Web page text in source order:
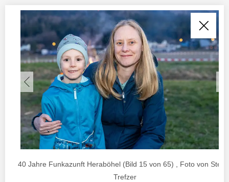
40 Jahre Funkazunft Heraböhel (Bild 15 von 65) , Foto von
Trefzer